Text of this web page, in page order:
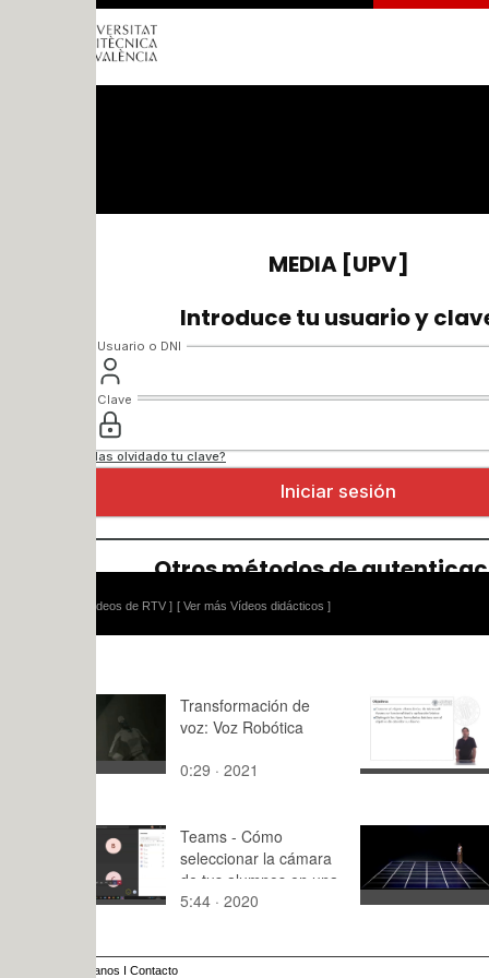
[ Ver más Vídeos didácticos ]
Transformación de
voz: Voz Robótica
0:29 · 2021
Microsoft
Diseño de
10:22 ·
Teams - Cómo
seleccionar la cámara
de tus alumnos en una
clase o reunión
5:44 · 2020
pica
1:03 · 2015